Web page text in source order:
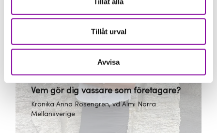
Tillåt urval
Avvisa
Vi söker affärsrådgivare till Luleå
Vem gör dig vassare som företagare?
Krönika Anna Rosengren, vd Almi Norra
Mellansverige